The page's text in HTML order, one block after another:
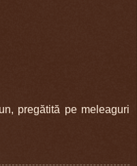
pregătită pe meleaguri